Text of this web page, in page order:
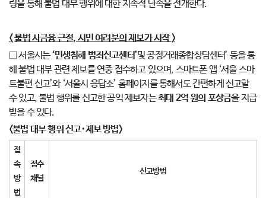
링을 통해 불법 대부 행위에 대한 지속적 단속을 전개한다.
<불법 사금융 근절, 시민 여려분의 제보가 시작>
□ 서울시는‘민생침해 범죄신고센터’및 공정거래종합상담센터’ 등을 통
해 불법 대부 관련 제보를 연중 접수하고 있으며, 스마트폰 앱 ‘서울 스마
트불편 신고’와 ‘서울시 응답소’ 홈페이지를 통해서도 간편하게 신고할
수 있고, 불법 행위를 신고한 공익 제보자는최대 2억 원의 포상금을 지급
받을 수 있다.
<불법 대부 행위 신고･제보 방법>
접
속
방
법
접수
채널
신고방법